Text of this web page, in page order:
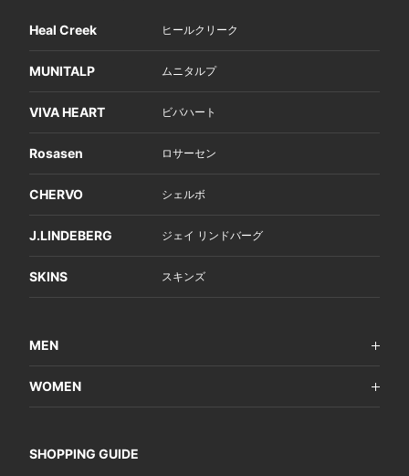
Heal Creek ヒールクリーク
MUNITALP ムニタルプ
VIVA HEART ビバハート
Rosasen ロサーセン
CHERVO シェルボ
J.LINDEBERG ジェイ リンドバーグ
SKINS スキンズ
MEN
WOMEN
SHOPPING GUIDE